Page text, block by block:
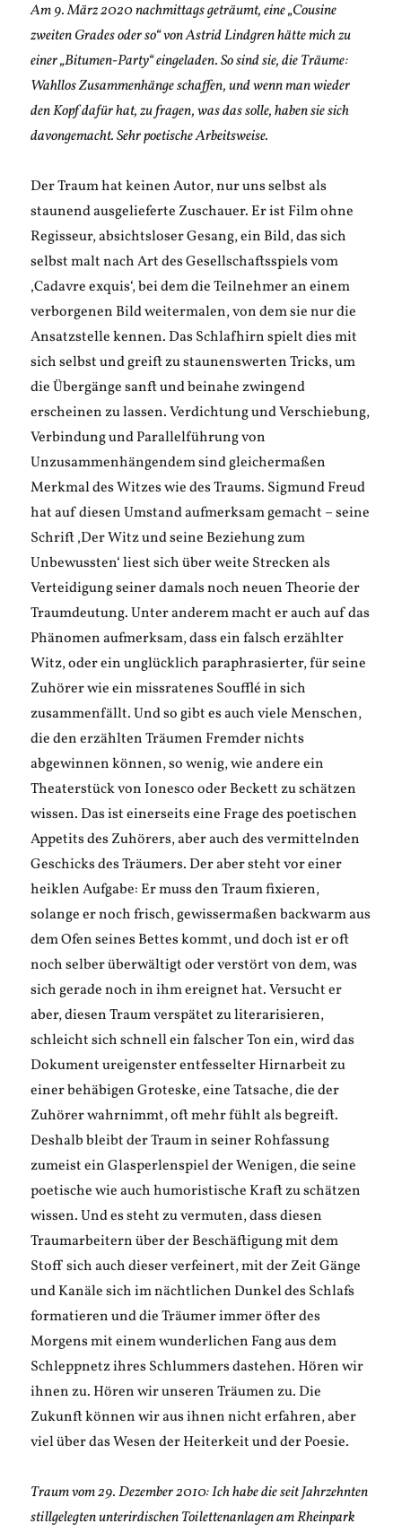
Am 9. März 2020 nachmittags geträumt, eine „Cousine
zweiten Grades oder so“ von Astrid Lindgren hätte mich zu
einer „Bitumen-Party“ eingeladen. So sind sie, die Träume:
Wahllos Zusammenhänge schaffen, und wenn man wieder
den Kopf dafür hat, zu fragen, was das solle, haben sie sich
davongemacht. Sehr poetische Arbeitsweise.
Der Traum hat keinen Autor, nur uns selbst als
staunend ausgelieferte Zuschauer. Er ist Film ohne
Regisseur, absichtsloser Gesang, ein Bild, das sich
selbst malt nach Art des Gesellschaftsspiels vom
‚Cadavre exquis‘, bei dem die Teilnehmer an einem
verborgenen Bild weitermalen, von dem sie nur die
Ansatzstelle kennen. Das Schlafhirn spielt dies mit
sich selbst und greift zu staunenswerten Tricks, um
die Übergänge sanft und beinahe zwingend
erscheinen zu lassen. Verdichtung und Verschiebung,
Verbindung und Parallelführung von
Unzusammenhängendem sind gleichermaßen
Merkmal des Witzes wie des Traums. Sigmund Freud
hat auf diesen Umstand aufmerksam gemacht – seine
Schrift ‚Der Witz und seine Beziehung zum
Unbewussten‘ liest sich über weite Strecken als
Verteidigung seiner damals noch neuen Theorie der
Traumdeutung. Unter anderem macht er auch auf das
Phänomen aufmerksam, dass ein falsch erzählter
Witz, oder ein unglücklich paraphrasierter, für seine
Zuhörer wie ein missratenes Soufflé in sich
zusammenfällt. Und so gibt es auch viele Menschen,
die den erzählten Träumen Fremder nichts
abgewinnen können, so wenig, wie andere ein
Theaterstück von Ionesco oder Beckett zu schätzen
wissen. Das ist einerseits eine Frage des poetischen
Appetits des Zuhörers, aber auch des vermittelnden
Geschicks des Träumers. Der aber steht vor einer
heiklen Aufgabe: Er muss den Traum fixieren,
solange er noch frisch, gewissermaßen backwarm aus
dem Ofen seines Bettes kommt, und doch ist er oft
noch selber überwältigt oder verstört von dem, was
sich gerade noch in ihm ereignet hat. Versucht er
aber, diesen Traum verspätet zu literarisieren,
schleicht sich schnell ein falscher Ton ein, wird das
Dokument ureigenster entfesselter Hirnarbeit zu
einer behäbigen Groteske, eine Tatsache, die der
Zuhörer wahrnimmt, oft mehr fühlt als begreift.
Deshalb bleibt der Traum in seiner Rohfassung
zumeist ein Glasperlenspiel der Wenigen, die seine
poetische wie auch humoristische Kraft zu schätzen
wissen. Und es steht zu vermuten, dass diesen
Traumarbeitern über der Beschäftigung mit dem
Stoff sich auch dieser verfeinert, mit der Zeit Gänge
und Kanäle sich im nächtlichen Dunkel des Schlafs
formatieren und die Träumer immer öfter des
Morgens mit einem wunderlichen Fang aus dem
Schleppnetz ihres Schlummers dastehen. Hören wir
ihnen zu. Hören wir unseren Träumen zu. Die
Zukunft können wir aus ihnen nicht erfahren, aber
viel über das Wesen der Heiterkeit und der Poesie.
Traum vom 29. Dezember 2010: Ich habe die seit Jahrzehnten
stillgelegten unterirdischen Toilettenanlagen am Rheinpark